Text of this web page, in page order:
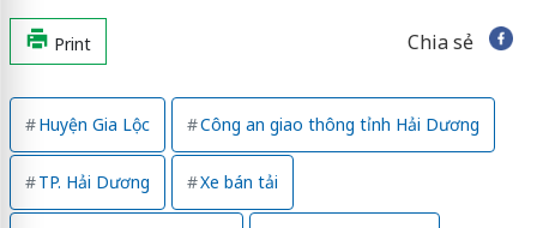
Print Chia sẻ
Huyện Gia Lộc Công an giao thông tỉnh Hải Dương
TP. Hải Dương Xe bán tải